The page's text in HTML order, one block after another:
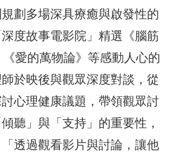
劃多場深具療癒與啟發性的
度故事電影院」精選《腦筋
愛的萬物論》等感動人心的
於映後與觀眾深度對談，從
心理健康議題，帶領觀眾討
聽」與「支持」的重要性，
透過觀看影片與討論，讓他